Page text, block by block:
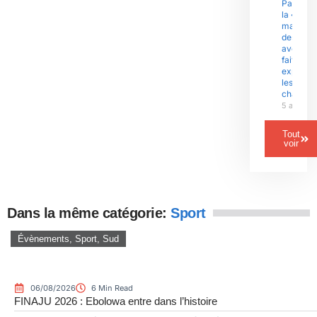
Paul
la «
des
fait
exploser
les
5 août
Tout
voir
Dans la même catégorie: Sport
Évènements, Sport, Sud
06/08/2026 6 Min Read
FINAJU 2026 : Ebolowa entre dans l’histoire